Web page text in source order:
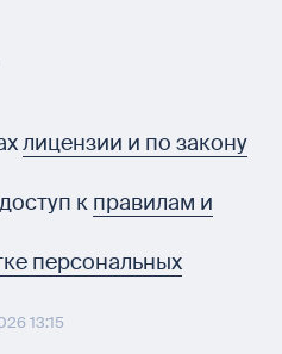
лицензии и по закону
к правилам и
персональных
13:15